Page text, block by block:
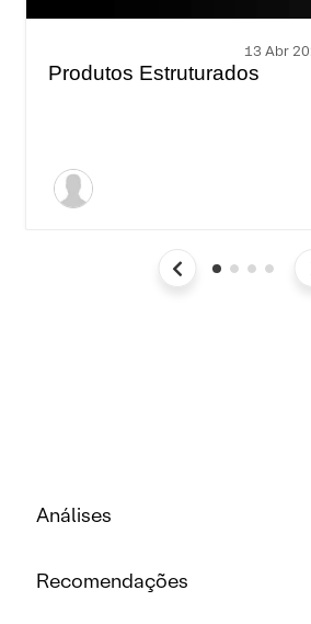
13 Abr
Produtos Estruturados
Análises
Recomendações